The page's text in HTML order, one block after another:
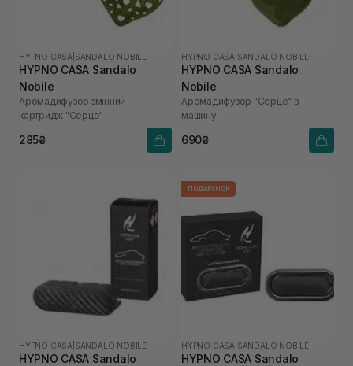
HYPNO CASA SANDALO NOBILE
HYPNO CASA Sandalo
Nobile
Аромадифузор змінний
картридж "Серце"
285₴
HYPNO CASA SANDALO NOBILE
HYPNO CASA Sandalo
Nobile
Аромадифузор "Серце" в
машину
690₴
HYPNO CASA SANDALO NOBILE
HYPNO CASA Sandalo
ПОДАРУНОК
HYPNO CASA SANDALO NOBILE
HYPNO CASA Sandalo